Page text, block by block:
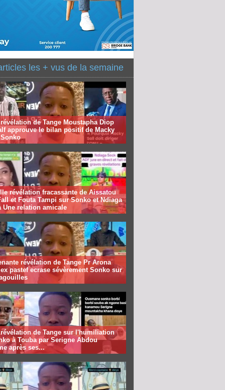
les + vus de la semaine
de Tange Moustapha Diop
approuve le bilan positif de Macky
révélation fracassante de Aissatou
et Fouta Tampi sur Sonko et Ndiaga
Une relation amicale
révélation de Tange Pr Arona
pastef ecrase sévèrement Sonko sur
révélation de Tange sur l'humiliation
à Touba par Serigne Abdou
après ses...